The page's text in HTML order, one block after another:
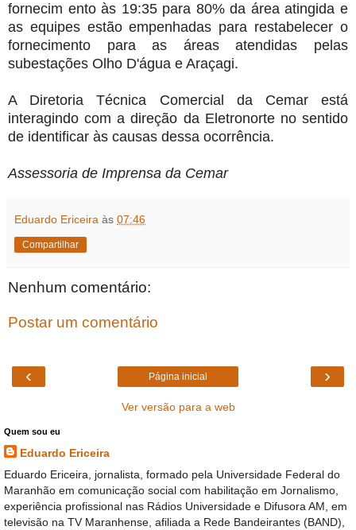
fornecim ento às 19:35 para 80% da área atingida e
as equipes estão empenhadas para restabelecer o
fornecimento para as áreas atendidas pelas
subestações Olho D'água e Araçagi.
A Diretoria Técnica Comercial da Cemar está
interagindo com a direção da Eletronorte no sentido
de identificar às causas dessa ocorrência.
Assessoria de Imprensa da Cemar
Eduardo Ericeira às 07:46
Compartilhar
Nenhum comentário:
Postar um comentário
‹ ›
Página inicial
Ver versão para a web
Quem sou eu
Eduardo Ericeira
Eduardo Ericeira, jornalista, formado pela Universidade Federal do
Maranhão em comunicação social com habilitação em Jornalismo,
experiência profissional nas Rádios Universidade e Difusora AM, em
televisão na TV Maranhense, afiliada a Rede Bandeirantes (BAND),